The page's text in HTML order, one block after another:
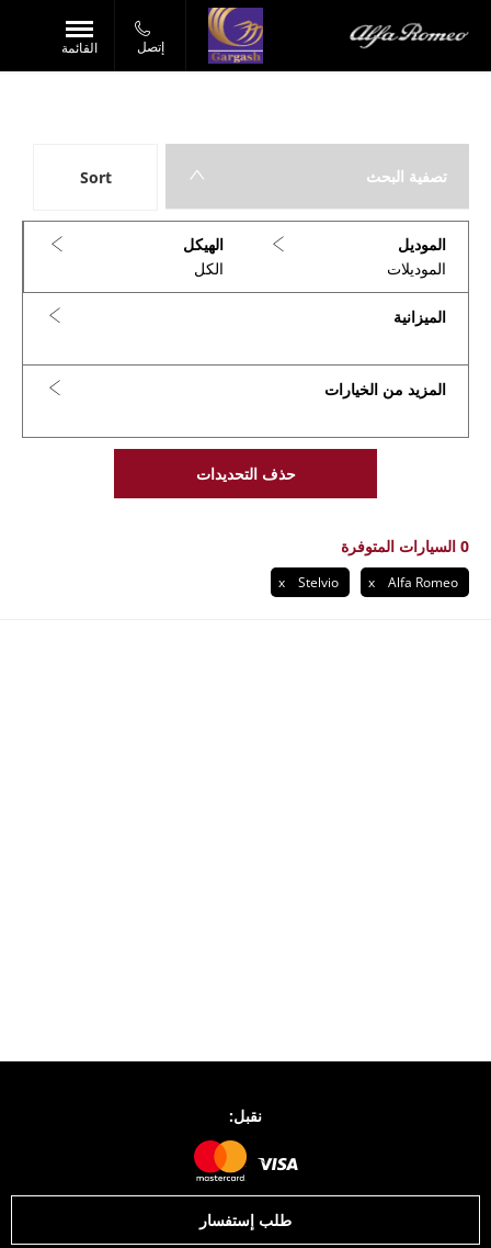
إتصل القائمة
Sort
أقل سعر أولا تصفية البحث
الموديل
الموديلات
الهيكل
الكل
الميزانية
المزيد من الخيارات
حذف التحديدات
0 السيارات المتوفرة
Alfa Romeo
Stelvio
نقبل:
طلب إستفسار